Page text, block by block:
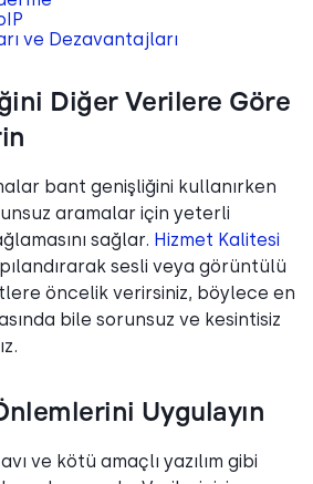
ve Dezavantajları
Diğer Verilere Göre
bant genişliğini kullanırken
aramalar için yeterli
sağlar. Hizmet Kalitesi
sesli veya görüntülü
öncelik verirsiniz, böylece en
bile sorunsuz ve kesintisiz
Uygulayın
ve kötü amaçlı yazılım gibi